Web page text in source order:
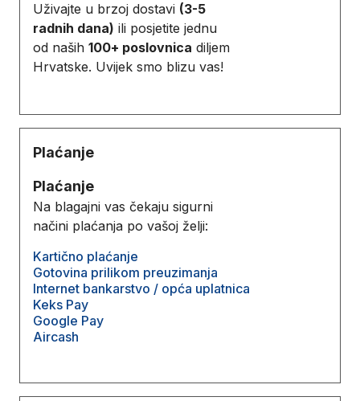
Uživajte u brzoj dostavi (3-5
radnih dana) ili posjetite jednu
od naših 100+ poslovnica diljem
Hrvatske. Uvijek smo blizu vas!
Plaćanje
Plaćanje
Na blagajni vas čekaju sigurni
načini plaćanja po vašoj želji:
Kartično plaćanje
Gotovina prilikom preuzimanja
Internet bankarstvo / opća uplatnica
Keks Pay
Google Pay
Aircash